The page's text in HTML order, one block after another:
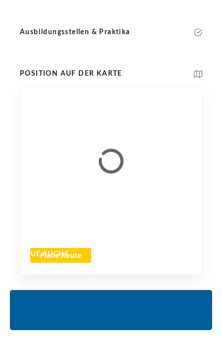
Ausbildungsstellen & Praktika
POSITION AUF DER KARTE
Plane Route
NEUE SUCHE